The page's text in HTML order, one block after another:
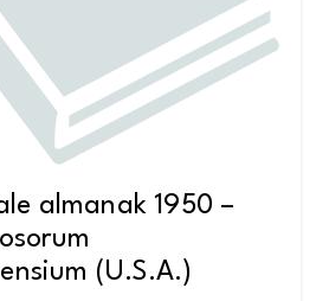
almanak 1950 –
(U.S.A.)